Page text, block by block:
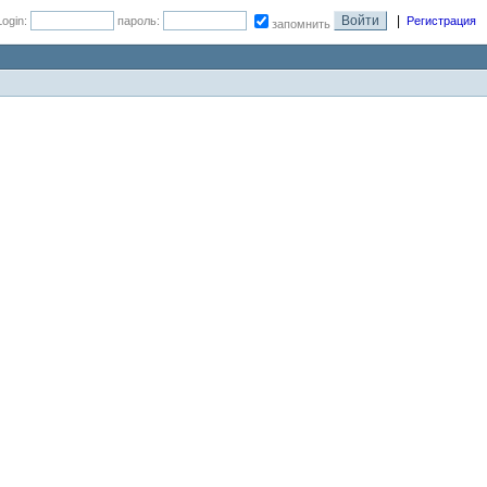
пароль: запомнить Регистрация